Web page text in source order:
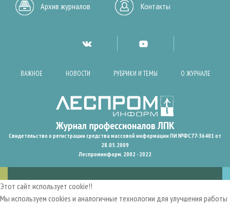
Архив журналов Контакты
ВАЖНОЕ НОВОСТИ РУБРИКИ И ТЕМЫ О ЖУРНАЛЕ
Свидетельство о регистрации средства массовой информации ПИ №ФС77-36401 от
28.05.2009
Леспроминформ. 2002 - 2022
Этот сайт использует cookie!!
Мы используем cookies и аналогичные технологии для улучшения работы